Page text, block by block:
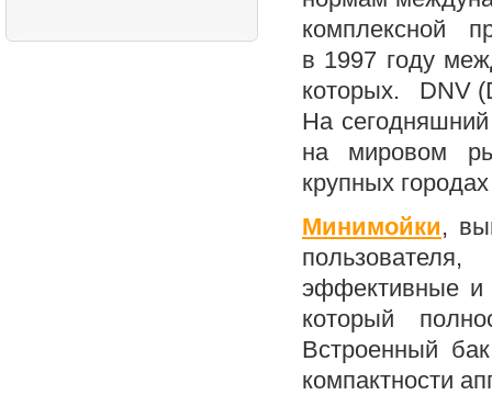
комплексной
в 1997 году
которых. DNV
На
на мировом
крупных
Минимойки,
эффективные и
который
Встроенный
компактности